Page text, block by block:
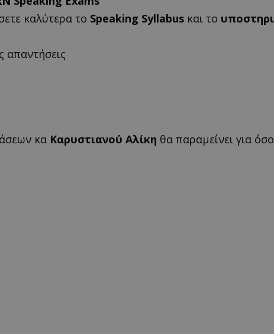
καλύτερα το Speaking Syllabus και το
απαντήσεις
κα Καρυστιανού Αλίκη θα παραμείνει για